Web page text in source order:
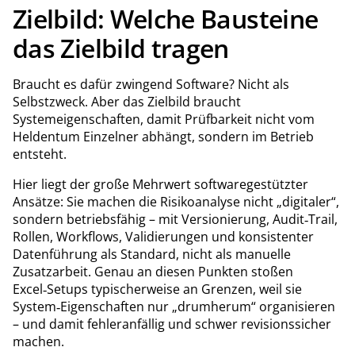
Zielbild: Welche Bausteine
das Zielbild tragen
Braucht es dafür zwingend Software? Nicht als
Selbstzweck. Aber das Zielbild braucht
Systemeigenschaften, damit Prüfbarkeit nicht vom
Heldentum Einzelner abhängt, sondern im Betrieb
entsteht.
Hier liegt der große Mehrwert softwaregestützter
Ansätze: Sie machen die Risikoanalyse nicht „digitaler“,
sondern betriebsfähig – mit Versionierung, Audit‑Trail,
Rollen, Workflows, Validierungen und konsistenter
Datenführung als Standard, nicht als manuelle
Zusatzarbeit. Genau an diesen Punkten stoßen
Excel‑Setups typischerweise an Grenzen, weil sie
System‑Eigenschaften nur „drumherum“ organisieren
– und damit fehleranfällig und schwer revisionssicher
machen.